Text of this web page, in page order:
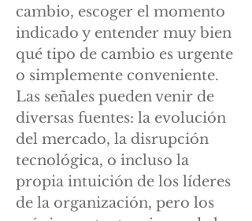
cambio, escoger el momento
indicado y entender muy bien
qué tipo de cambio es urgente
o simplemente conveniente.
Las señales pueden venir de
diversas fuentes: la evolución
del mercado, la disrupción
tecnológica, o incluso la
propia intuición de los líderes
de la organización, pero los